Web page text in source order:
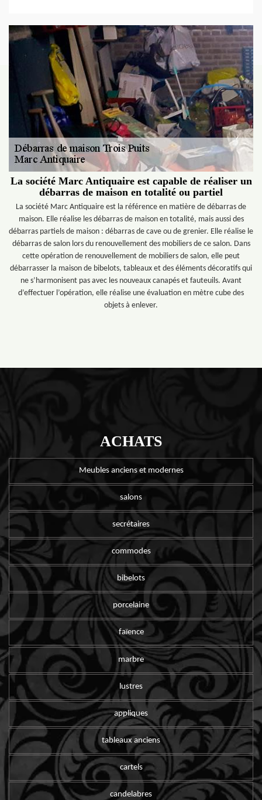
La société Marc Antiquaire est capable de réaliser un
débarras de maison en totalité ou partiel
La société Marc Antiquaire est la référence en matière de débarras de
maison. Elle réalise les débarras de maison en totalité, mais aussi des
débarras partiels de maison : débarras de cave ou de grenier. Elle réalise le
débarras de salon lors du renouvellement des mobiliers de ce salon. Dans
cette opération de renouvellement de mobiliers de salon, elle peut
débarrasser la maison de bibelots, tableaux et des éléments décoratifs qui
ne s’harmonisent pas avec les nouveaux canapés et fauteuils. Avant
d’effectuer l’opération, elle réalise une évaluation en mètre cube des
objets à enlever.
ACHATS
Meubles anciens et modernes
salons
secrétaires
commodes
bibelots
porcelaine
faïence
marbre
lustres
appliques
tableaux anciens
cartels
candelabres